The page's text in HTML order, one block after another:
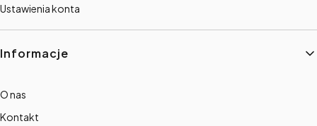
Ustawienia konta
Informacje
O nas
Kontakt